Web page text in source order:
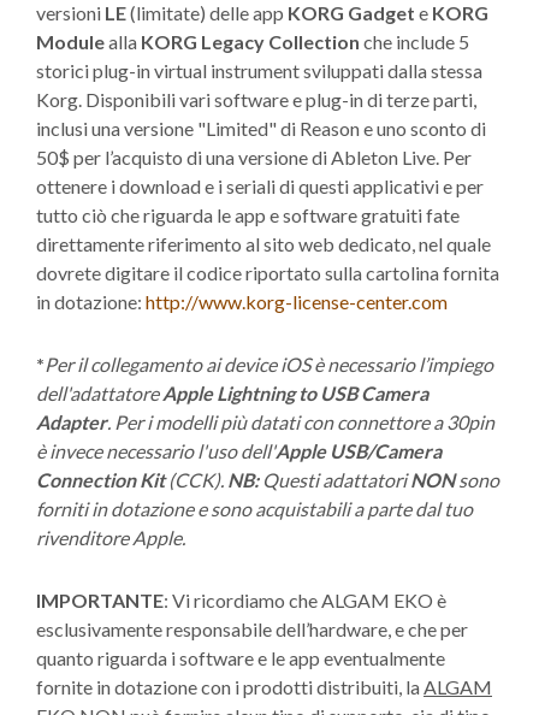
versioni LE(limitate) delle app KORG Gadget e KORG
Modulealla KORG Legacy Collection che include 5
storici plug-in virtual instrument sviluppati dalla stessa
Korg. Disponibili vari software e plug-in di terze parti,
inclusi una versione "Limited" di Reason e uno sconto di
50$ per l’acquisto di una versione di Ableton Live. Per
ottenere i download e i seriali di questi applicativi e per
tutto ciò che riguarda le app e software gratuiti fate
direttamente riferimento al sito web dedicato, nel quale
dovrete digitare il codice riportato sulla cartolina fornita
in dotazione: http://www.korg-license-center.com
*Per il collegamento ai device iOS è necessario l’impiego
dell'adattatoreApple Lightning to USB Camera
Adapter. Per i modelli più datati con connettore a 30pin
è invece necessario l'uso dell'Apple USB/Camera
Connection Kit(CCK). NB:Questi adattatoriNONsono
forniti in dotazione e sono acquistabili a parte dal tuo
rivenditore Apple.
IMPORTANTE: Vi ricordiamo che ALGAM EKO è
esclusivamente responsabile dell’hardware, e che per
quanto riguarda i software e le app eventualmente
fornite in dotazione con i prodotti distribuiti, laALGAM